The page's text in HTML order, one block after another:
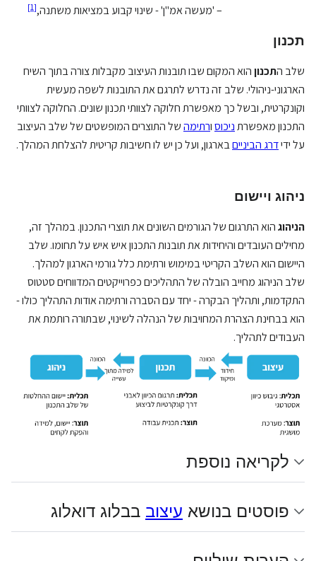
– 'מעשה אמ"ן' - שינוי קבוע במציאות משתנה,‏[
1
]
תכנון
שלב התכנוןהוא המקום שבו תובנות העיצוב מקבלות צורה בתוך השיח
הארגוני-ניהולי. שלב זה נדרש לתרגם את התובנות לשפה מעשית
וקונקרטית, ובשל כך מאפשרת חלוקה לצוותי תכנון שונים. החלוקה לצוותי
התכנון מאפשרתניכוסורתימהשל התוצרים המופשטים של שלב העיצוב
על ידידרג הבינייםבארגון, ועל כן יש לו חשיבות קריטית להצלחת המהלך.
ניהוג ויישום
הניהוגהוא התרגום של הגורמים השונים את תוצרי התכנון. במהלך זה,
מחילים העובדים והיחידות את תובנות התכנון איש איש על תחומו. שלב
היישום הוא השלב הקריטי במימוש ורתימת כלל גורמי הארגון למהלך.
שלב הניהוג מחייב הובלה של התהליכים כפרוייקטים המדווחים סטטוס
התקדמות, ותהליך הבקרה - יחד עם הסברה ורתימה אודות התהליך כולו -
הוא בבחינת הצהרת המחויבות של הנהלה לשינוי, שבתורה רותמת את
העבודים לתהליך.
לקריאה נוספת
פוסטים בנושא עיצוב בבלוג דואלוג